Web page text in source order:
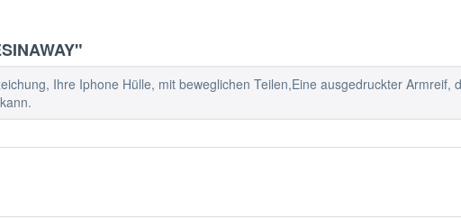
Ihre Iphone Hülle, mit beweglichen Teilen,Eine ausgedruckter Armreif,